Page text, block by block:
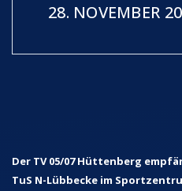
28. NOVEMBER
Der TV 05/07 Hüttenberg
TuS N-Lübbecke im